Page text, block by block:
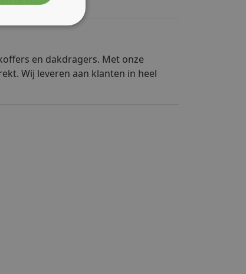
en dakdragers. Met onze
Wij leveren aan klanten in heel